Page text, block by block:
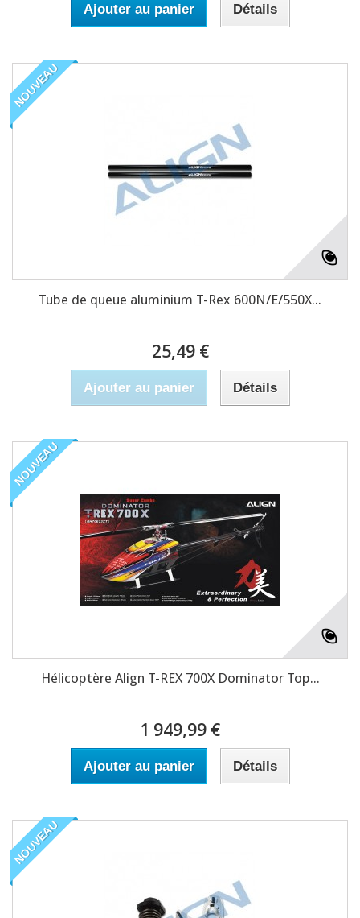
Ajouter au panier Détails
NOUVEAU
Tube de queue aluminium T-Rex 600N/E/550X...
25,49 €
Ajouter au panier Détails
NOUVEAU
Hélicoptère Align T-REX 700X Dominator Top...
1 949,99 €
Ajouter au panier Détails
NOUVEAU